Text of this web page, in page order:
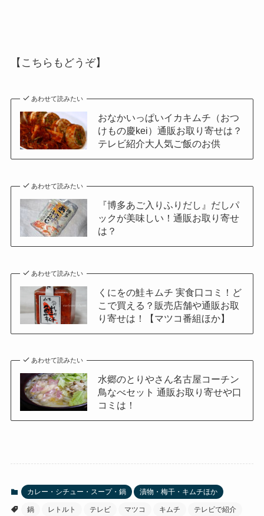
【こちらもどうぞ】
あわせて読みたい
おなかいっぱいイカキムチ（おつ
けもの慶kei）通販お取り寄せは？
テレビ紹介大人気ご飯のお供
あわせて読みたい
『博多あご入りふりだし』だしパ
ックが美味しい！通販お取り寄せ
は？
あわせて読みたい
くにをの鮭キムチ 実食口コミ！ど
こで買える？販売店舗や通販お取
り寄せは！【マツコ番組ほか】
あわせて読みたい
水郷のとりやさん名古屋コーチン
鳥なべセット 通販お取り寄せや口
コミは！
カレー・シチュー・スープ・鍋 漬物・梅干・キムチほか
鍋 レトルト テレビ マツコ キムチ テレビで紹介